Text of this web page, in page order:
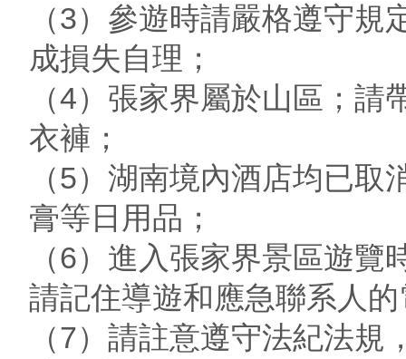
（3）參遊時請嚴格遵守
成損失自理；
（4）張家界屬於山區；
衣褲；
（5）湖南境內酒店均已
膏等日用品；
（6）進入張家界景區遊
請記住導遊和應急聯系人
（7）請註意遵守法紀法